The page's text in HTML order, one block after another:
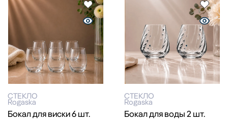
СТЕКЛО
Rogaska
Бокал для виски 6 шт.
СТЕКЛО
Rogaska
Бокал для воды 2 шт.